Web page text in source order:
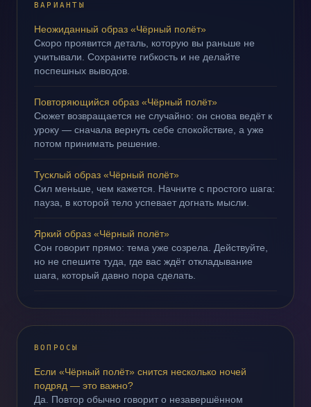
ВАРИАНТЫ
Неожиданный образ «Чёрный полёт»
Скоро проявится деталь, которую вы раньше не
учитывали. Сохраните гибкость и не делайте
поспешных выводов.
Повторяющийся образ «Чёрный полёт»
Сюжет возвращается не случайно: он снова ведёт к
уроку — сначала вернуть себе спокойствие, а уже
потом принимать решение.
Тусклый образ «Чёрный полёт»
Сил меньше, чем кажется. Начните с простого шага:
пауза, в которой тело успевает догнать мысли.
Яркий образ «Чёрный полёт»
Сон говорит прямо: тема уже созрела. Действуйте,
но не спешите туда, где вас ждёт откладывание
шага, который давно пора сделать.
ВОПРОСЫ
Если «Чёрный полёт» снится несколько ночей
подряд — это важно?
Да. Повтор обычно говорит о незавершённом